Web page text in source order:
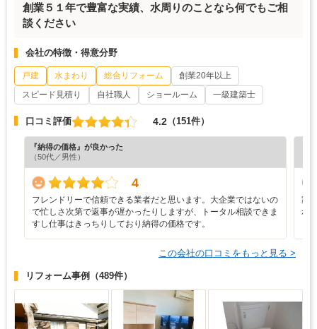
創業５１年で豊富な実績、水周りのことなら何でもご相
談ください
会社の特徴・得意分野
戸建 水まわり 総合リフォーム
創業20年以上
スピード見積り
自社職人 ショールーム 一級建築士
口コミ評価 4.2 （151件）
『納得の価格』が良かった
（50代／男性）
4
フレンドリーで信頼できる業者だと思います。大企業ではないの
で忙しさ次第で返事が遅かったりしますが、トータル相談できま
すし仕事はきっちりしており納得の価格です。
家
れ
この会社の口コミをもっと見る >
リフォーム事例 （489件）